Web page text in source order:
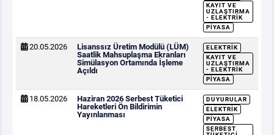
KAYIT VE
UZLAŞTIRMA
- ELEKTRIK
PIYASA
20.05.2026
Lisanssız Üretim Modülü (LÜM)
Saatlik Mahsuplaşma Ekranları
Simülasyon Ortamında İşleme
Açıldı
ELEKTRIK
KAYIT VE
UZLAŞTIRMA
- ELEKTRIK
PIYASA
18.05.2026
Haziran 2026 Serbest Tüketici
Hareketleri Ön Bildirimin
Yayınlanması
DUYURULAR
ELEKTRIK
PIYASA
SERBEST